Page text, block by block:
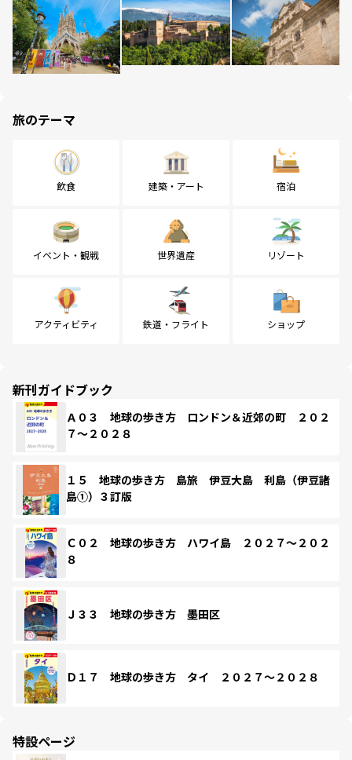
旅のテーマ
飲食 建築・アート 宿泊
イベント・観戦 世界遺産 リゾート
アクティビティ 鉄道・フライト ショップ
新刊ガイドブック
Ａ０３ 地球の歩き方 ロンドン＆近郊の町 ２０２
７～２０２８
１５ 地球の歩き方 島旅 伊豆大島 利島（伊豆諸
島①）３訂版
Ｃ０２ 地球の歩き方 ハワイ島 ２０２７～２０２
８
Ｊ３３ 地球の歩き方 墨田区
Ｄ１７ 地球の歩き方 タイ ２０２７～２０２８
特設ページ